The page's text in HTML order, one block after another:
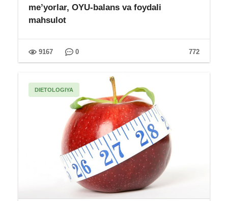
me’yorlar, OYU-balans va foydali
mahsulot
772
9167 0
DIETOLOGIYA